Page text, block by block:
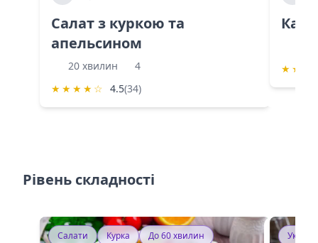
Салат з куркою та
апельсином
20 хвилин
4
★ ★ ★ ★ ☆ 4.5(34)
★ ★
Рівень складності
Салати Курка
До 60 хвилин